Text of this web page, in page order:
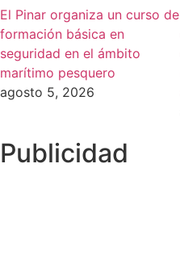
El Pinar organiza un curso de
formación básica en
seguridad en el ámbito
marítimo pesquero
agosto 5, 2026
Publicidad